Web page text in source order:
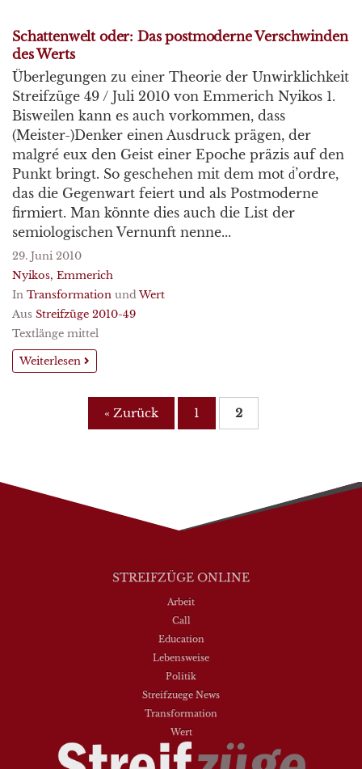
Schattenwelt oder: Das postmoderne Verschwinden
des Werts
Überlegungen zu einer Theorie der Unwirklichkeit
Streifzüge 49 / Juli 2010 von Emmerich Nyikos 1.
Bisweilen kann es auch vorkommen, dass
(Meister-)Denker einen Ausdruck prägen, der
malgré eux den Geist einer Epoche präzis auf den
Punkt bringt. So geschehen mit dem mot d́’ordre,
das die Gegenwart feiert und als Postmoderne
firmiert. Man könnte dies auch die List der
semiologischen Vernunft nenne...
29. Juni 2010
Nyikos, Emmerich
In Transformation undWert
Aus Streifzüge 2010-49
Textlänge mittel
Weiterlesen
« Zurück 1 2
STREIFZÜGE ONLINE
Arbeit
Call
Education
Lebensweise
Politik
Streifzuege News
Transformation
Wert